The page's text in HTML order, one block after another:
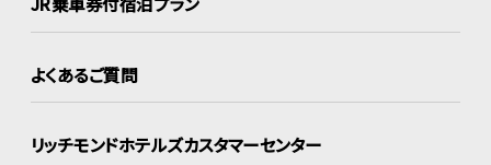
よくあるご質問
リッチモンドホテルズカスタマーセンター